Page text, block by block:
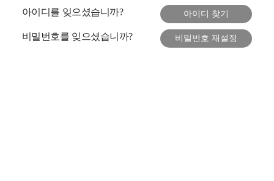
아이디를 잊으셨습니까?
비밀번호를 잊으셨습니까?